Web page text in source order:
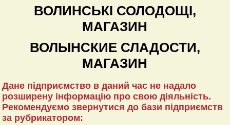
ВОЛИНСЬКІ СОЛОДОЩІ,
МАГАЗИН
ВОЛЫНСКИЕ СЛАДОСТИ,
МАГАЗИН
Дане підприємство в даний час не надало
розширену інформацію про свою діяльність.
Рекомендуємо звернутися до бази підприємств
за рубрикатором: